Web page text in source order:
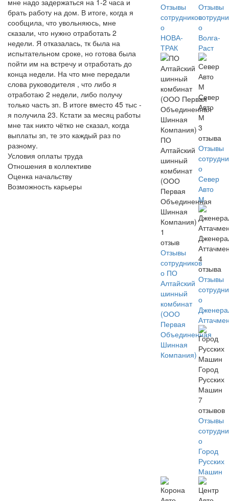
мне надо задержаться на 1-2 часа и
брать работу на дом. В итоге, когда я
сообщила, что увольняюсь, мне
сказали, что нужно отработать 2
недели. Я отказалась, тк была на
испытательном сроке, но готова была
пойти им на встречу и отработать до
конца недели. На что мне передали
слова руководителя , что либо я
отработаю 2 недели, либо получу
только часть зп. В итоге вместо 45 тыс -
я получила 23. Кстати за месяц работы
мне так никто чётко не сказал, когда
выплаты зп, те это каждый раз по
разному.
Условия оплаты труда
Отношения в коллективе
Оценка начальству
Возможность карьеры
Отзывы
сотрудников
о
НОВА-
ТРАК
Отзывы
о
Волга-
Раст
ПО
Алтайский
шинный
комбинат
(ООО
Первая
Объединенная
Шинная
Компания)
1
отзыв
Отзывы
сотрудников
о ПО
Алтайский
шинный
комбинат
(ООО
Первая
Объединенная
Шинная
Компания)
Север
Авто
М
3
отзыва
Отзывы
о
Север
Авто
М
4
отзыва
Отзывы
о
Город
Русских
Машин
7
отзывов
Отзывы
о
Город
Русских
Машин